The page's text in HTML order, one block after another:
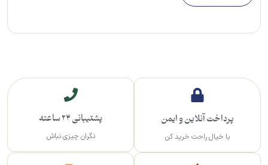
پرداخت آنلاین و ایمن
با خیال راحت خرید کن
پشتیبانی 24 ساعته
نگران چیزی نباش